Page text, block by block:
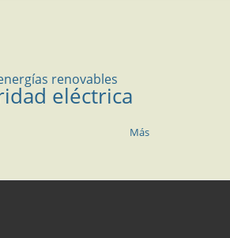
renovables
eléctrica
Más